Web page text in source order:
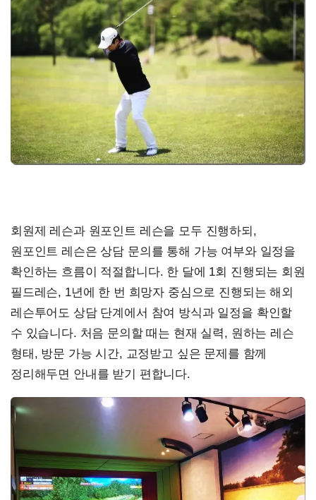
회원제 레슨과 원포인트 레슨을 모두 진행하되,
원포인트 레슨은 상담 문의를 통해 가능 여부와 일정을
확인하는 흐름이 적절합니다. 한 달에 1회 진행되는 회원
필드레슨, 1년에 한 번 희망자 중심으로 진행되는 해외
레슨투어도 상담 단계에서 참여 방식과 일정을 확인할
수 있습니다. 처음 문의할 때는 현재 실력, 원하는 레슨
형태, 방문 가능 시간, 교정받고 싶은 문제를 함께
정리해두면 안내를 받기 편합니다.